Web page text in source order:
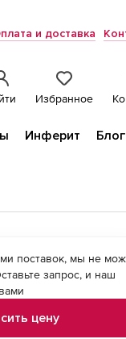
и доставка
Избранное
Инферит
Блог
поставок, мы не
запрос, и наш
цену